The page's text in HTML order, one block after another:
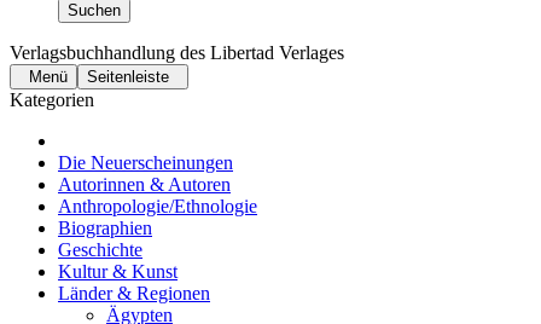
Suchen
Verlagsbuchhandlung des Libertad Verlages
Menü Seitenleiste
Kategorien
Die Neuerscheinungen
Autorinnen & Autoren
Anthropologie/Ethnologie
Biographien
Geschichte
Kultur & Kunst
Länder & Regionen
Ägypten